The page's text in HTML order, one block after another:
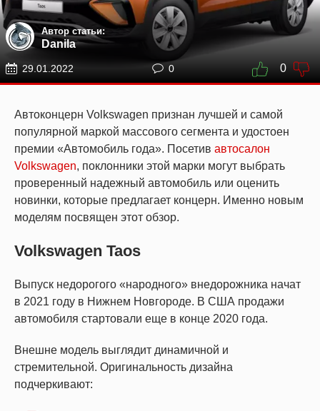
Автор статьи:
Danila
29.01.2022 0 0
Автоконцерн Volkswagen признан лучшей и самой
популярной маркой массового сегмента и удостоен
премии «Автомобиль года». Посетив автосалон
Volkswagen, поклонники этой марки могут выбрать
проверенный надежный автомобиль или оценить
новинки, которые предлагает концерн. Именно новым
моделям посвящен этот обзор.
Volkswagen Taos
Выпуск недорогого «народного» внедорожника начат
в 2021 году в Нижнем Новгороде. В США продажи
автомобиля стартовали еще в конце 2020 года.
Внешне модель выглядит динамичной и
стремительной. Оригинальность дизайна
подчеркивают: